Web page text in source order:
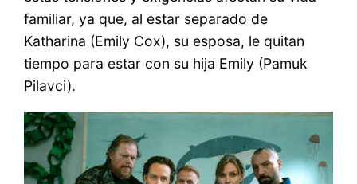
familiar, ya que, al estar separado de
Katharina (Emily Cox), su esposa, le quitan
tiempo para estar con su hija Emily (Pamuk
Pilavci).